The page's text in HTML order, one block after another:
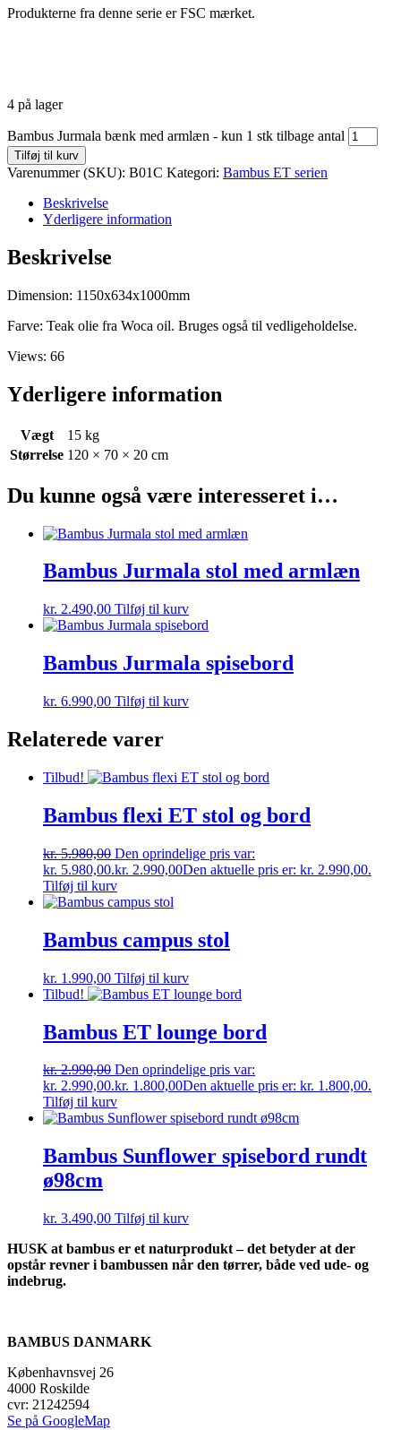
Produkterne fra denne serie er FSC mærket.
4 på lager
Bambus Jurmala bænk med armlæn - kun 1 stk tilbage antal
Tilføj til kurv
Varenummer (SKU): B01C Kategori: Bambus ET serien
Beskrivelse
Yderligere information
Beskrivelse
Dimension: 1150x634x1000mm
Farve: Teak olie fra Woca oil. Bruges også til vedligeholdelse.
Views: 66
Yderligere information
Vægt
15 kg
Størrelse 120 × 70 × 20 cm
Du kunne også være interesseret i…
Bambus Jurmala stol med armlæn
kr. 2.490,00 Tilføj til kurv
Bambus Jurmala spisebord
kr. 6.990,00 Tilføj til kurv
Relaterede varer
Tilbud!
Bambus flexi ET stol og bord
kr.5.980,00 Den oprindelige pris var:
kr. 5.980,00.kr. 2.990,00Den aktuelle pris er: kr. 2.990,00.
Tilføj til kurv
Bambus campus stol
kr. 1.990,00 Tilføj til kurv
Tilbud!
Bambus ET lounge bord
kr.2.990,00 Den oprindelige pris var:
kr. 2.990,00.kr. 1.800,00Den aktuelle pris er: kr. 1.800,00.
Tilføj til kurv
Bambus Sunflower spisebord rundt
ø98cm
kr. 3.490,00 Tilføj til kurv
HUSK at bambus er et naturprodukt – det betyder at der
opstår revner i bambussen når den tørrer, både ved ude- og
indebrug.
BAMBUS DANMARK
Københavnsvej 26
4000 Roskilde
cvr: 21242594
Se på GoogleMap